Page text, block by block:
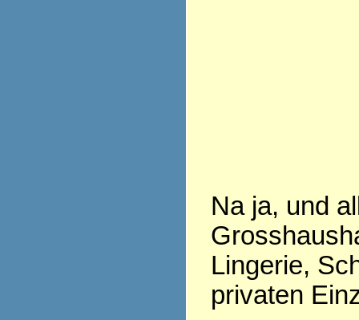
Na ja, und
Lingerie,
privaten